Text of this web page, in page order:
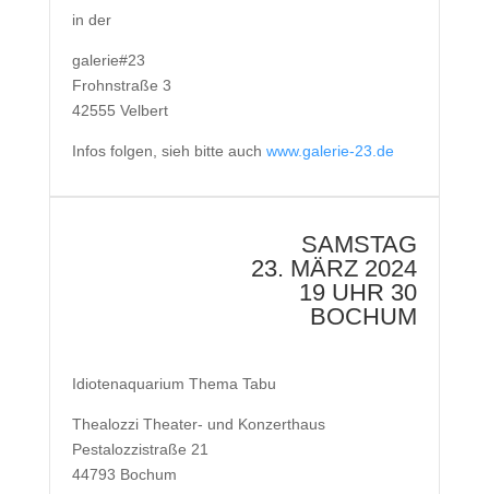
in der
galerie#23
Frohnstraße 3
42555 Velbert
Infos folgen, sieh bitte auch www.galerie-23.de
SAMSTAG
23. MÄRZ 2024
19 UHR 30
BOCHUM
Idiotenaquarium Thema Tabu
Thealozzi Theater- und Konzerthaus
Pestalozzistraße 21
44793 Bochum